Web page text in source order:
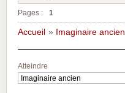
Pages : 1
Accueil » Imaginaire ancien
Atteindre